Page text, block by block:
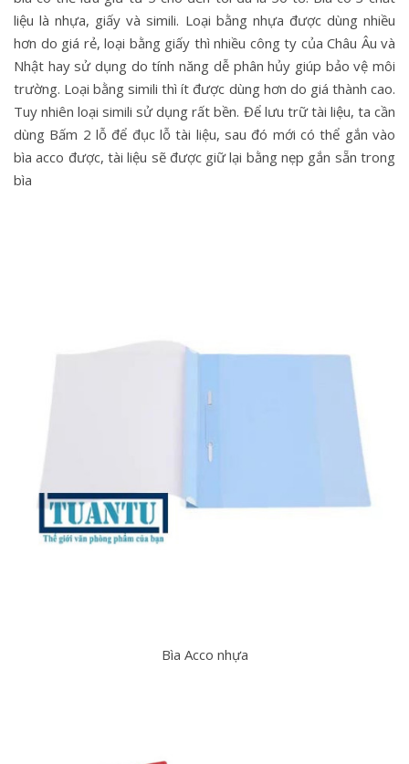
liệu là nhựa, giấy và simili. Loại bằng nhựa được dùng nhiều
hơn do giá rẻ, loại bằng giấy thì nhiều công ty của Châu Âu và
Nhật hay sử dụng do tính năng dễ phân hủy giúp bảo vệ môi
trường. Loại bằng simili thì ít được dùng hơn do giá thành cao.
Tuy nhiên loại simili sử dụng rất bền. Để lưu trữ tài liệu, ta cần
dùng Bấm 2 lỗ để đục lỗ tài liệu, sau đó mới có thể gắn vào
bìa acco được, tài liệu sẽ được giữ lại bằng nẹp gắn sẵn trong
bìa
Bìa Acco nhựa